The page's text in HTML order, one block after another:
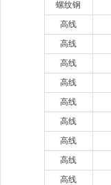
螺纹钢
高线
高线
高线
高线
高线
高线
高线
高线
高线